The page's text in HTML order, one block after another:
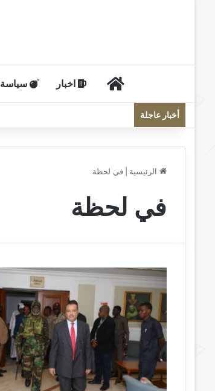
الرئيسيةاخبار سياسة
أخبار عاجلة
الرئيسية في لحظة
في لحظة